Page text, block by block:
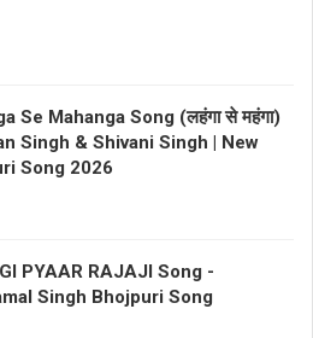
Se Mahanga Song (लहंगा से महंगा)
Singh & Shivani Singh | New
Song 2026
PYAAR RAJAJI Song -
Singh Bhojpuri Song